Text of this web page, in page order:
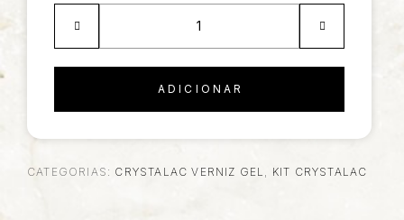
ADICIONAR
CATEGORIAS: CRYSTALAC VERNIZ GEL , KIT CRYSTALAC